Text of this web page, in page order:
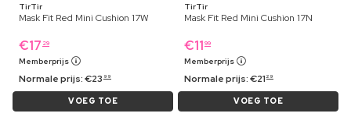
TirTir
Mask Fit Red Mini Cushion 17W
€17 29
Memberprijs
Normale prijs:€23 99
VOEG TOE
TirTir
Mask Fit Red Mini Cushion 17N
€11 99
Memberprijs
Normale prijs:€21 29
VOEG TOE